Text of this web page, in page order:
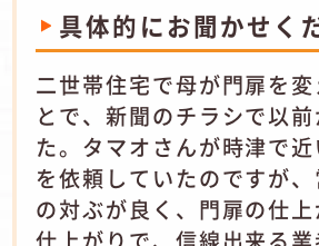
具体的にお聞かせく
二世帯住宅で母が門扉を
とで、新聞のチラシで以
た。タマオさんが時津で
を依頼していたのですが
の対ぶが良く、門扉の仕